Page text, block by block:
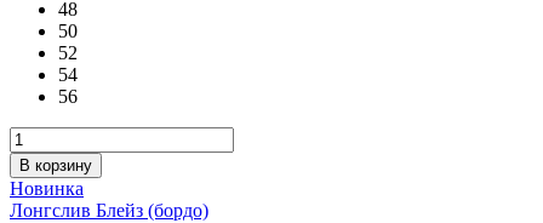
48
50
52
54
56
В корзину
Новинка
Лонгслив Блейз (бордо)